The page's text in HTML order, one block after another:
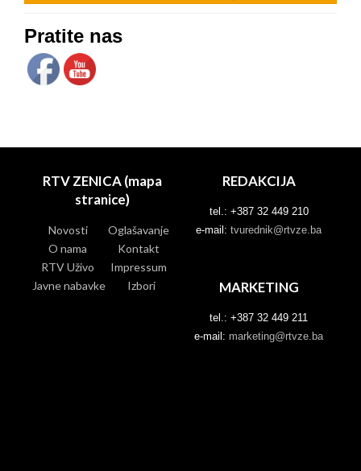
Pratite nas
RTV ZENICA (mapa
stranice)
Novosti
Oglašavanje
O nama
Kontakt
RTV Uživo
Impressum
Javne nabavke
Izbori
REDAKCIJA
tel.: +387 32 449 210
e-mail: tvurednik@rtvze.ba
MARKETING
tel.: +387 32 449 211
e-mail: marketing@rtvze.ba